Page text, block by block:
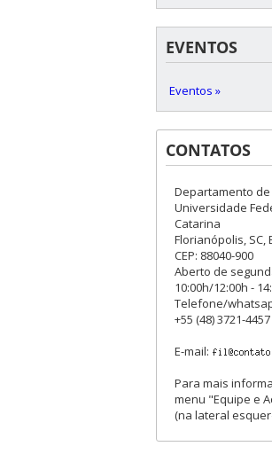
EVENTOS
Eventos »
CONTATOS
Departamento
Universidade
Catarina
Florianópolis, SC,
CEP: 88040-900
Aberto de
10:00h/12:00h -
Telefone/
+55 (48) 3721-4457
E-mail:
Para mais
menu "Equipe e
(na lateral